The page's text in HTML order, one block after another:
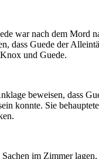
war nach dem
dass Guede der
und Guede.
beweisen, dass
konnte. Sie
im Zimmer